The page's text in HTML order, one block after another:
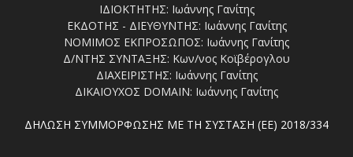
ΙΔΙΟΚΤΗΤΗΣ: Ιωάννης Γανίτης
ΕΚΔΟΤΗΣ - ΔΙΕΥΘΥΝΤΗΣ: Ιωάννης Γανίτης
ΝΟΜΙΜΟΣ ΕΚΠΡΟΣΩΠΟΣ: Ιωάννης Γανίτης
Δ/ΝΤΗΣ ΣΥΝΤΑΞΗΣ: Κων/νος Κοϊβέρογλου
ΔΙΑΧΕΙΡΙΣΤΗΣ: Ιωάννης Γανίτης
ΔΙΚΑΙΟΥΧΟΣ DOMAIN: Ιωάννης Γανίτης
ΔΗΛΩΣΗ ΣΥΜΜΟΡΦΩΣΗΣ ΜΕ ΤΗ ΣΥΣΤΑΣΗ (ΕΕ) 2018/334